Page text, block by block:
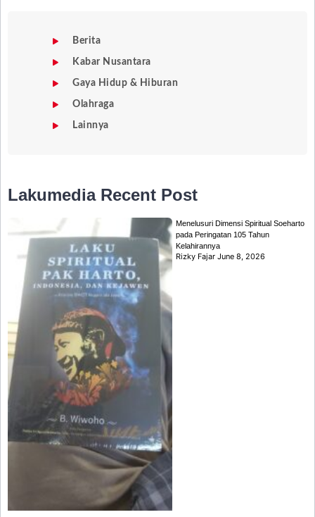
Berita
Kabar Nusantara
Gaya Hidup & Hiburan
Olahraga
Lainnya
Lakumedia Recent Post
Menelusuri Dimensi Spiritual Soeharto
pada Peringatan 105 Tahun
Kelahirannya
Rizky FajarJune 8, 2026